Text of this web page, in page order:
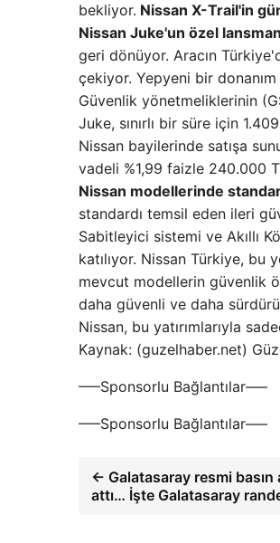
bekliyor. Nissan X-Trail'in
Nissan Juke'un özel
geri dönüyor. Aracın
çekiyor. Yepyeni bir
Güvenlik yönetmeliklerinin
Juke, sınırlı bir süre için
Nissan bayilerinde satışa
vadeli %1,99 faizle 240.000
Nissan modellerinde
standardı temsil eden ileri
Sabitleyici sistemi ve Akıllı
katılıyor. Nissan Türkiye,
mevcut modellerin güvenlik
daha güvenli ve daha
Nissan, bu yatırımlarıyla
Kaynak: (guzelhaber.net)
—–Sponsorlu Bağlantılar—–
—–Sponsorlu Bağlantılar—–
← Galatasaray resmi basın
attı… İşte Galatasaray